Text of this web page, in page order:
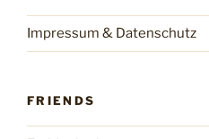
Impressum & Datenschutz
FRIENDS